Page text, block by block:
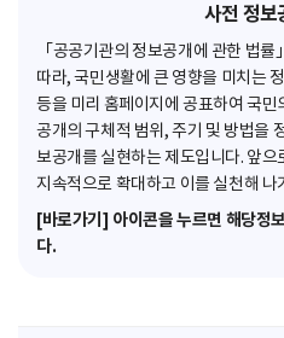
사전 정보
「공공기관의 정보공개에 관한 법
따라, 국민생활에 큰 영향을 미치는
등을 미리 홈페이지에 공표하여 국
공개의 구체적 범위, 주기 및 방법을
보공개를 실현하는 제도입니다. 앞
지속적으로 확대하고 이를 실천해 나
[바로가기] 아이콘을 누르면 해당정
다.